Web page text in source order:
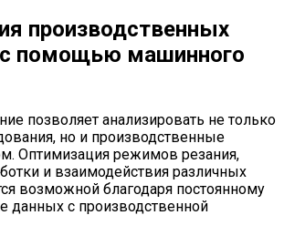
производственных
с помощью машинного
позволяет анализировать не только
но и производственные
Оптимизация режимов резания,
и взаимодействия различных
возможной благодаря постоянному
данных с производственной